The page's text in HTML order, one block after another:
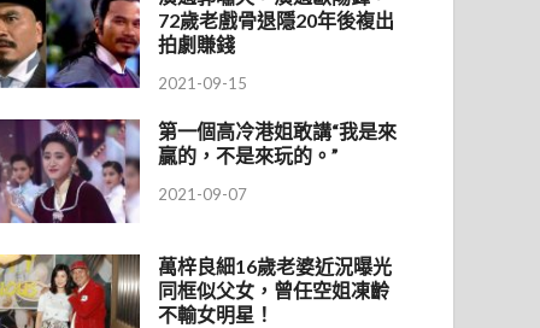
72歲老戲骨退隱20年後複出
拍劇賺錢
2021-09-15
第一個高冷港姐敢講“我是來
贏的，不是來玩的。”
2021-09-07
萬梓良細16歲老婆近況曝光
同框似父女，曾任空姐凍齡
不輸女明星！